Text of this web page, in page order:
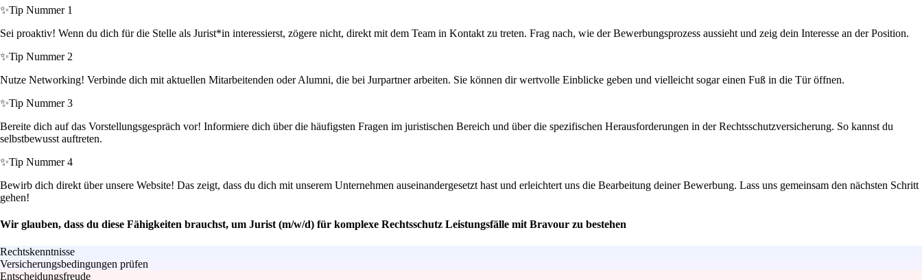
✨Tip Nummer 1
Sei proaktiv! Wenn du dich für die Stelle als Jurist*in interessierst, zögere nicht, direkt mit dem Team in Kontakt zu treten. Frag nach, wie der Bewerbungsprozess aussieht und zeig dein Interesse an der Position.
✨Tip Nummer 2
Nutze Networking! Verbinde dich mit aktuellen Mitarbeitenden oder Alumni, die bei Jurpartner arbeiten. Sie können dir wertvolle Einblicke geben und vielleicht sogar einen Fuß in die Tür öffnen.
✨Tip Nummer 3
Bereite dich auf das Vorstellungsgespräch vor! Informiere dich über die häufigsten Fragen im juristischen Bereich und über die spezifischen Herausforderungen in der Rechtsschutzversicherung. So kannst du
selbstbewusst auftreten.
✨Tip Nummer 4
Bewirb dich direkt über unsere Website! Das zeigt, dass du dich mit unserem Unternehmen auseinandergesetzt hast und erleichtert uns die Bearbeitung deiner Bewerbung. Lass uns gemeinsam den nächsten Schritt
gehen!
Wir glauben, dass du diese Fähigkeiten brauchst, um Jurist (m/w/d) für komplexe Rechtsschutz Leistungsfälle mit Bravour zu bestehen
Rechtskenntnisse
Versicherungsbedingungen prüfen
Entscheidungsfreude